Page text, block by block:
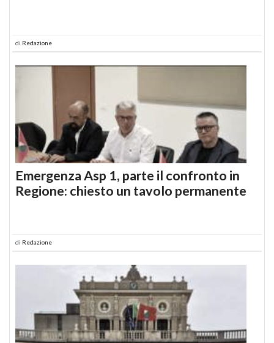
di Redazione
Emergenza Asp 1, parte il confronto in
Regione: chiesto un tavolo permanente
di Redazione